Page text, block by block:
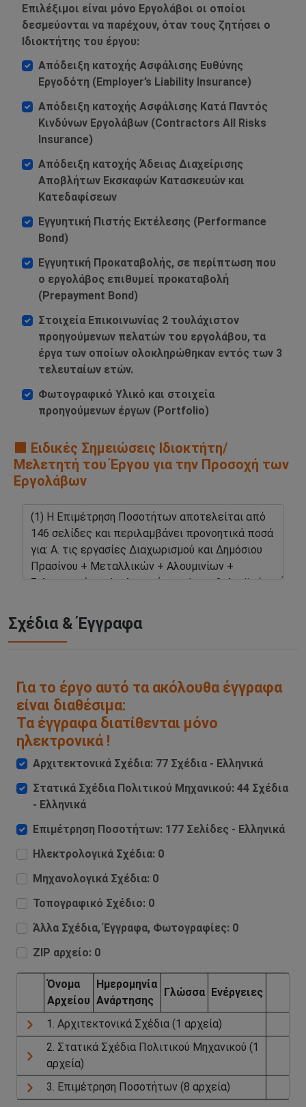
Επιλέξιμοι είναι μόνο Εργολάβοι οι οποίοι
δεσμεύονται να παρέχουν, όταν τους ζητήσει ο
Ιδιοκτήτης του έργου:
Απόδειξη κατοχής Ασφάλισης Ευθύνης
Εργοδότη (Employer’s Liability Insurance)
Απόδειξη κατοχής Ασφάλισης Κατά Παντός
Κινδύνων Εργολάβων (Contractors All Risks
Insurance)
Απόδειξη κατοχής Άδειας Διαχείρισης
Αποβλήτων Εκσκαφών Κατασκευών και
Κατεδαφίσεων
Εγγυητική Πιστής Εκτέλεσης (Performance
Bond)
Εγγυητική Προκαταβολής, σε περίπτωση που
ο εργολάβος επιθυμεί προκαταβολή
(Prepayment Bond)
Στοιχεία Επικοινωνίας 2 τουλάχιστον
προηγούμενων πελατών του εργολάβου, τα
έργα των οποίων ολοκληρώθηκαν εντός των 3
τελευταίων ετών.
Φωτογραφικό Υλικό και στοιχεία
προηγούμενων έργων (Portfolio)
🟧 Ειδικές Σημειώσεις Ιδιοκτήτη/
Μελετητή του Έργου για την Προσοχή των
Εργολάβων
Σχέδια & Έγγραφα
Για το έργο αυτό τα ακόλουθα έγγραφα
είναι διαθέσιμα:
Τα έγγραφα διατίθενται μόνο
ηλεκτρονικά !
Αρχιτεκτονικά Σχέδια: 77 Σχέδια - Ελληνικά
Στατικά Σχέδια Πολιτικού Μηχανικού: 44 Σχέδια
- Ελληνικά
Επιμέτρηση Ποσοτήτων: 177 Σελίδες - Ελληνικά
Ηλεκτρολογικά Σχέδια: 0
Μηχανολογικά Σχέδια: 0
Τοπογραφικό Σχέδιο: 0
Άλλα Σχέδια, Έγγραφα, Φωτογραφίες: 0
ZIP αρχείο: 0
Όνομα
Aρχείου
Ημερομηνία
Aνάρτησης
Γλώσσα Ενέργειες
1. Αρχιτεκτονικά Σχέδια (1 αρχεία)
2. Στατικά Σχέδια Πολιτικού Μηχανικού (1
αρχεία)
3. Επιμέτρηση Ποσοτήτων (8 αρχεία)